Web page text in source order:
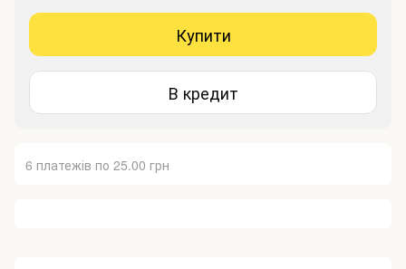
Купити
В кредит
6 платежів по 25.00 грн